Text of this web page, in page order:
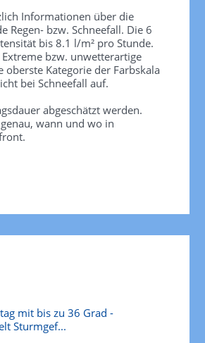
Informationen über die
Regen- bzw. Schneefall. Die 6
bis 8.1 l/m² pro Stunde.
bzw. unwetterartige
Kategorie der Farbskala
bei Schneefall auf.
abgeschätzt werden.
wann und wo in
mit bis zu 36 Grad -
Sturmgef...